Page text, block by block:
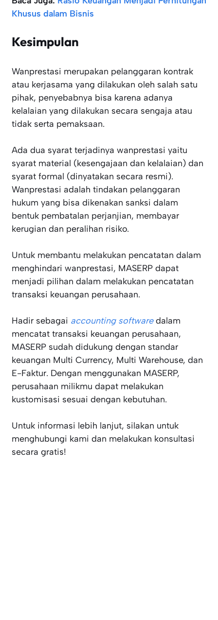
Khusus dalam Bisnis
Kesimpulan
Wanprestasi merupakan pelanggaran kontrak
atau kerjasama yang dilakukan oleh salah satu
pihak, penyebabnya bisa karena adanya
kelalaian yang dilakukan secara sengaja atau
tidak serta pemaksaan.
Ada dua syarat terjadinya wanprestasi yaitu
syarat material (kesengajaan dan kelalaian) dan
syarat formal (dinyatakan secara resmi).
Wanprestasi adalah tindakan pelanggaran
hukum yang bisa dikenakan sanksi dalam
bentuk pembatalan perjanjian, membayar
kerugian dan peralihan risiko.
Untuk membantu melakukan pencatatan dalam
menghindari wanprestasi, MASERP dapat
menjadi pilihan dalam melakukan pencatatan
transaksi keuangan perusahaan.
Hadir sebagai accounting softwaredalam
mencatat transaksi keuangan perusahaan,
MASERP sudah didukung dengan standar
keuangan Multi Currency, Multi Warehouse, dan
E-Faktur. Dengan menggunakan MASERP,
perusahaan milikmu dapat melakukan
kustomisasi sesuai dengan kebutuhan.
Untuk informasi lebih lanjut, silakan untuk
menghubungi kami dan melakukan konsultasi
secara gratis!